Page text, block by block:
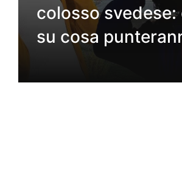
colosso svedese:
su cosa